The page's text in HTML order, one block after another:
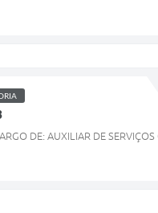
DE: AUXILIAR DE